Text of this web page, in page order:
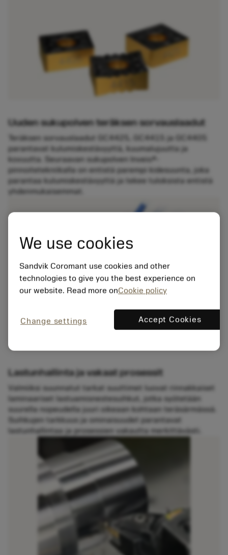
Uuden sukupolven teräksen sorvauslaadut
Teräksen sorvauslaadut GC4425, GC4415 ja GC4405
parantavat kulumiskestävyyttä, kuumalujuutta ja
kovuutta. Seuraavan sukupolven Inveio®-
pinnoitetekniikalla on entistä parempi kidesuunta, joka
parantaa kulumiskestävyyttä ja tekee tuloksista entistä
yhdenmukaisemmat.
Lastunhallinta ja vakaat prosessit
Valmiiksi suunnatut tarkat suuttimet luovat rinnakkaiset
laminaariset lastuamisnestesuihkut, jotka syötetään
suurella nopeudella juuri oikeaan kohtaan teräsärmässä.
Suihkujen tarkkuus ja ominaisuudet parantavat
lastunhallintaa ja prosessien vakautta merkittävästi.
We use cookies
Sandvik Coromant use cookies and other
technologies to give you the best experience on
our website. Read more onCookie policy
Change settings Accept Cookies